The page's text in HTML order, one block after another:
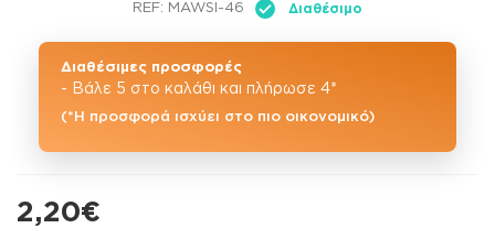
REF: MAWSI-46 Διαθέσιμο
Διαθέσιμες προσφορές
- Βάλε 5 στο καλάθι και πλήρωσε 4*
(*Η προσφορά ισχύει στο πιο οικονομικό)
2,20€